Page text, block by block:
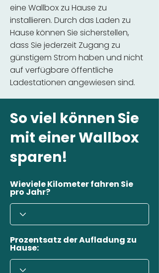
eine Wallbox zu Hause zu
installieren. Durch das Laden zu
Hause können Sie sicherstellen,
dass Sie jederzeit Zugang zu
günstigem Strom haben und nicht
auf verfügbare öffentliche
Ladestationen angewiesen sind.
So viel können Sie
mit einer Wallbox
sparen!
Wieviele Kilometer fahren Sie
pro Jahr?
Prozentsatz der Aufladung zu
Hause: